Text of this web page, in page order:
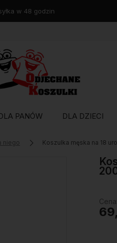
w 48 godzin
PANÓW DLA DZIECI
niego Koszulka męska na 18
Cena: